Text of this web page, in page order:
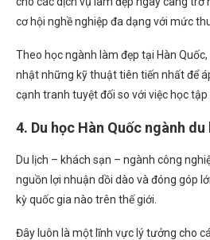
cơ hội nghề nghiệp đa dạng với mức
Theo học ngành làm đẹp tại Hàn
nhật những kỹ thuật tiên tiến nhất để
cạnh tranh tuyệt đối so với việc học tập
4. Du học Hàn Quốc ngành
Du lịch – khách sạn – ngành công
nguồn lợi nhuận dồi dào và đóng góp
kỳ quốc gia nào trên thế giới.
Đây luôn là một lĩnh vực lý tưởng cho